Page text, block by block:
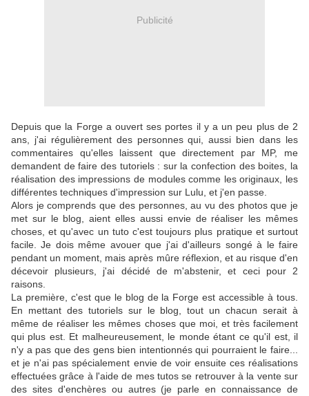
Publicité
Depuis que la Forge a ouvert ses portes il y a un peu plus de 2
ans, j'ai régulièrement des personnes qui, aussi bien dans les
commentaires qu'elles laissent que directement par MP, me
demandent de faire des tutoriels : sur la confection des boites, la
réalisation des impressions de modules comme les originaux, les
différentes techniques d'impression sur Lulu, et j'en passe.
Alors je comprends que des personnes, au vu des photos que je
met sur le blog, aient elles aussi envie de réaliser les mêmes
choses, et qu'avec un tuto c'est toujours plus pratique et surtout
facile. Je dois même avouer que j'ai d'ailleurs songé à le faire
pendant un moment, mais après mûre réflexion, et au risque d'en
décevoir plusieurs, j'ai décidé de m'abstenir, et ceci pour 2
raisons.
La première, c'est que le blog de la Forge est accessible à tous.
En mettant des tutoriels sur le blog, tout un chacun serait à
même de réaliser les mêmes choses que moi, et très facilement
qui plus est. Et malheureusement, le monde étant ce qu'il est, il
n'y a pas que des gens bien intentionnés qui pourraient le faire...
et je n'ai pas spécialement envie de voir ensuite ces réalisations
effectuées grâce à l'aide de mes tutos se retrouver à la vente sur
des sites d'enchères ou autres (je parle en connaissance de